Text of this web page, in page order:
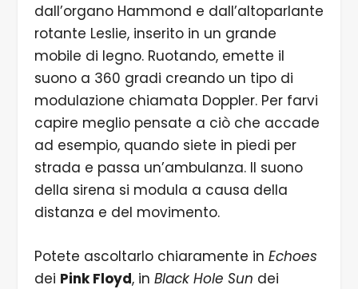
dall’organo Hammond e dall’altoparlante
rotante Leslie, inserito in un grande
mobile di legno. Ruotando, emette il
suono a 360 gradi creando un tipo di
modulazione chiamata Doppler. Per farvi
capire meglio pensate a ciò che accade
ad esempio, quando siete in piedi per
strada e passa un’ambulanza. Il suono
della sirena si modula a causa della
distanza e del movimento.
Potete ascoltarlo chiaramente in Echoes
dei Pink Floyd, in Black Hole Sun dei